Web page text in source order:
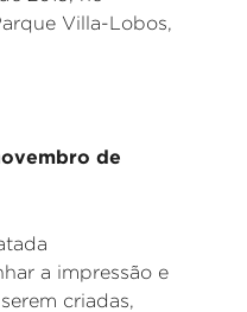
Villa-Lobos,
de
a impressão e
criadas,